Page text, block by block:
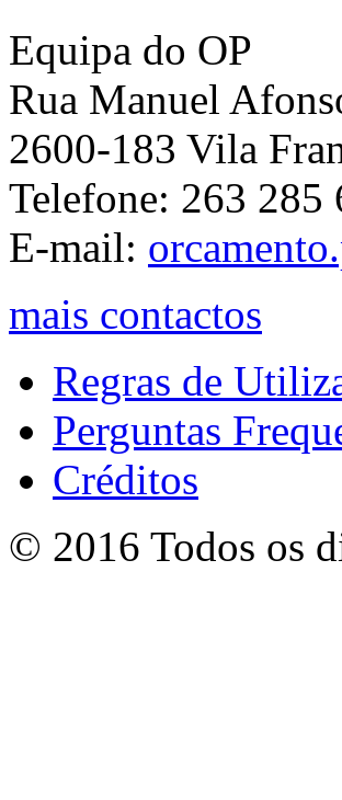
Equipa do OP
Rua Manuel
2600-183 Vila
Telefone: 263 285
E-mail:
mais contactos
Regras de
Perguntas
Créditos
© 2016 Todos os